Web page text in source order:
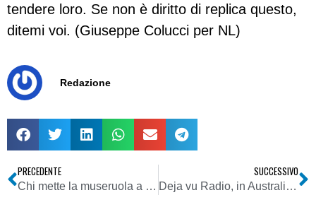
tendere loro. Se non è diritto di replica questo,
ditemi voi. (Giuseppe Colucci per NL)
Redazione
PRECEDENTE
Chi mette la museruola a Internet?
SUCCESSIVO
Deja vu Radio, in Australia test VisualDAB